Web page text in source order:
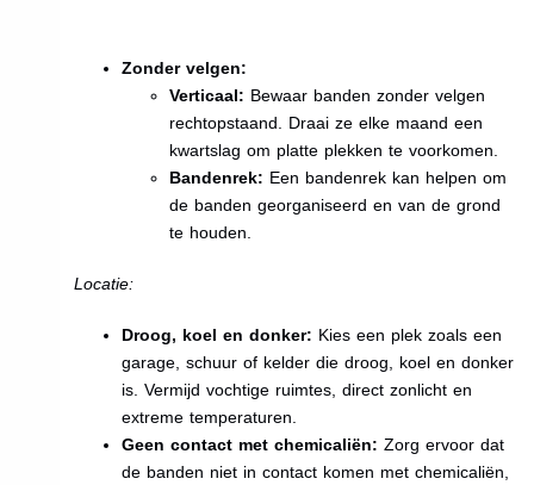
Zonder velgen:
Verticaal: Bewaar banden zonder velgen
rechtopstaand. Draai ze elke maand een
kwartslag om platte plekken te voorkomen.
Bandenrek: Een bandenrek kan helpen om
de banden georganiseerd en van de grond
te houden.
Locatie:
Droog, koel en donker: Kies een plek zoals een
garage, schuur of kelder die droog, koel en donker
is. Vermijd vochtige ruimtes, direct zonlicht en
extreme temperaturen.
Geen contact met chemicaliën: Zorg ervoor dat
de banden niet in contact komen met chemicaliën,